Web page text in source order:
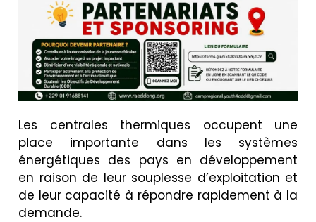
Les centrales thermiques occupent une
place importante dans les systèmes
énergétiques des pays en développement
en raison de leur souplesse d’exploitation et
de leur capacité à répondre rapidement à la
demande.